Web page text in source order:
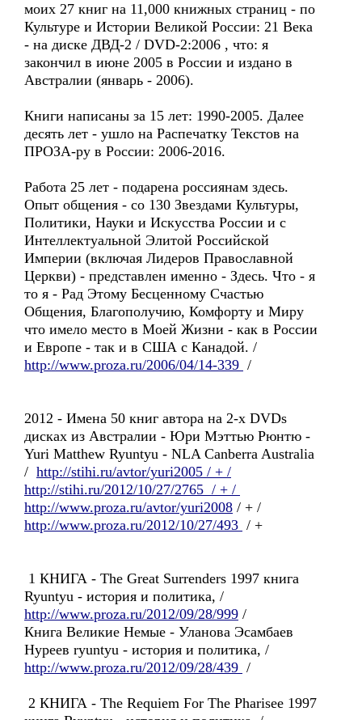
моих 27 книг на 11,000 книжных страниц - по
Культуре и Истории Великой России: 21 Века
- на диске ДВД-2 / DVD-2:2006 , что: я
закончил в июне 2005 в России и издано в
Австралии (январь - 2006).
Книги написаны за 15 лет: 1990-2005. Далее
десять лет - ушло на Распечатку Текстов на
ПРОЗА-ру в России: 2006-2016.
Работа 25 лет - подарена россиянам здесь.
Опыт общения - со 130 Звездами Культуры,
Политики, Науки и Искусства России и с
Интеллектуальной Элитой Российской
Империи (включая Лидеров Православной
Церкви) - представлен именно - Здесь. Что - я
то я - Рад Этому Бесценному Счастью
Общения, Благополучию, Комфорту и Миру
что имело место в Моей Жизни - как в России
и Европе - так и в США с Канадой. /
http://www.proza.ru/2006/04/14-339 /
2012 - Имена 50 книг автора на 2-х DVDs
дисках из Австралии - Юри Мэттью Рюнтю -
Yuri Matthew Ryuntyu - NLA Canberra Australia
/ http://stihi.ru/avtor/yuri2005 / + /
http://stihi.ru/2012/10/27/2765 / + /
http://www.proza.ru/avtor/yuri2008 / + /
http://www.proza.ru/2012/10/27/493 / +
1 КНИГА - The Great Surrenders 1997 книга
Ryuntyu - история и политика, /
http://www.proza.ru/2012/09/28/999 /
Книга Великие Немые - Уланова Эсамбаев
Нуреев ryuntyu - история и политика, /
http://www.proza.ru/2012/09/28/439 /
2 КНИГА - The Requiem For The Pharisee 1997